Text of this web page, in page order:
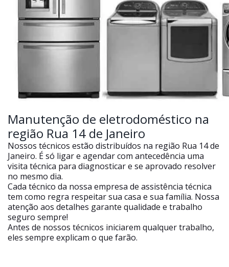
Manutenção de eletrodoméstico na
região Rua 14 de Janeiro
Nossos técnicos estão distribuídos na região Rua 14 de
Janeiro. É só ligar e agendar com antecedência uma
visita técnica para diagnosticar e se aprovado resolver
no mesmo dia.
Cada técnico da nossa empresa de assistência técnica
tem como regra respeitar sua casa e sua família. Nossa
atenção aos detalhes garante qualidade e trabalho
seguro sempre!
Antes de nossos técnicos iniciarem qualquer trabalho,
eles sempre explicam o que farão.